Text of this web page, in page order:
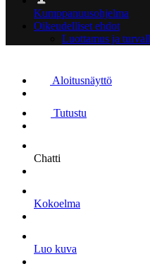
Kumppanuusohjelma
Oikeudelliset ehdot
Luottamus ja
Aloitusnäyttö
Tutustu
Chatti
Kokoelma
Luo kuva